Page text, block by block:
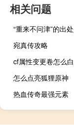
相关问题
“重来不问津”的出
宛真传攻略
cf属性变更卷怎么
怎么点亮狐狸原神
热血传奇最强元素